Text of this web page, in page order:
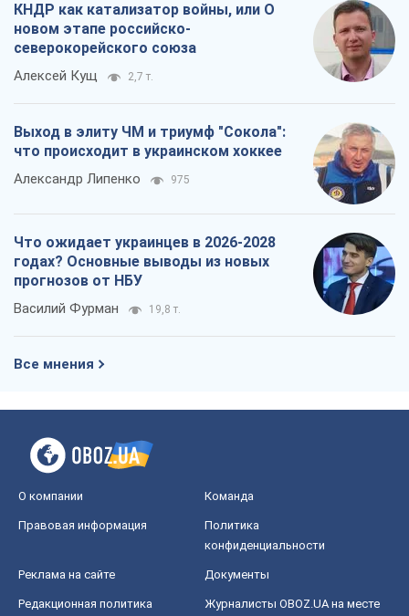
КНДР как катализатор войны, или О
новом этапе российско-
северокорейского союза
Алексей Кущ 2,7 т.
Выход в элиту ЧМ и триумф "Сокола":
что происходит в украинском хоккее
Александр Липенко 975
Что ожидает украинцев в 2026-2028
годах? Основные выводы из новых
прогнозов от НБУ
Василий Фурман 19,8 т.
Все мнения
О компании Команда
Правовая информация
Политика
конфиденциальности
Реклама на сайте Документы
Редакционная политика
Журналисты OBOZ.UA на месте